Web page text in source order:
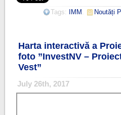
Tags: IMM . Noutăți
Harta interactivă a
foto ”InvestNV –
Vest”
July 26th, 2017